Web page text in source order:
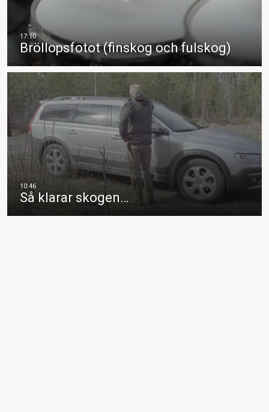
Bröllopsfotot (finskog och fulskog)
Så klarar skogen…